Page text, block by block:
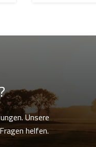
Unsere
helfen.